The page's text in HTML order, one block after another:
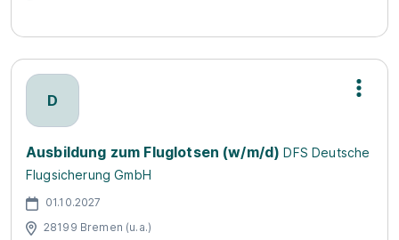
D
Ausbildung zum Fluglotsen (w/m/d) DFS Deutsche
Flugsicherung GmbH
01.10.2027
28199 Bremen (u.a.)